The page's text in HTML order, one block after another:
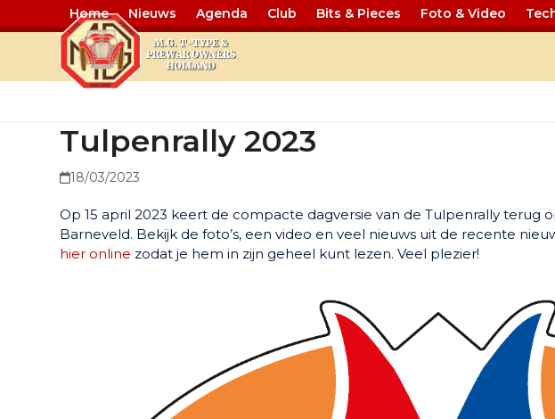
Home Nieuws Agenda Club Bits & Pieces Foto & Video
Tulpenrally 2023
18/03/2023
Op 15 april 2023 keert de compacte dagversie van de Tulpenrally terug
Barneveld. Bekijk de foto’s, een video en veel nieuws uit de recente
hier online zodat je hem in zijn geheel kunt lezen. Veel plezier!